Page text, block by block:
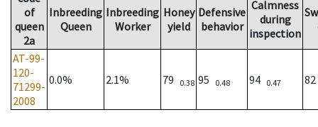
of
queen
2a
Inbreeding
Queen
Inbreeding
Worker
Honey
yield
Defensive
behavior
Calmness
during
inspection
AT-99-
120-
71299-
2008
0.0% 2.1% 79 0.38 95 0.48 94 0.47